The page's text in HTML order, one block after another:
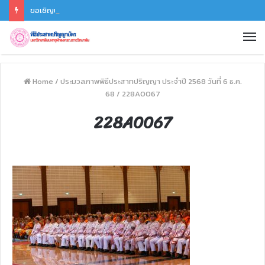
Home / ประมวลภาพพิธีประสาทปริญญา ประจำปี 2568 วันที่ 6 ธ.ค.
68 / 228A0067
228A0067